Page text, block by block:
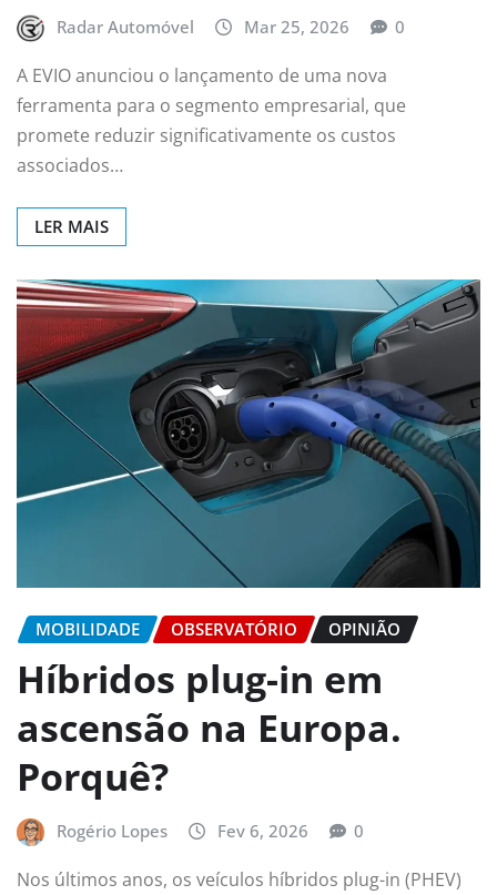
Radar Automóvel Mar 25, 2026 0
A EVIO anunciou o lançamento de uma nova
ferramenta para o segmento empresarial, que
promete reduzir significativamente os custos
associados…
LER MAIS
MOBILIDADE OBSERVATÓRIO OPINIÃO
Híbridos plug-in em
ascensão na Europa.
Porquê?
Rogério Lopes Fev 6, 2026 0
Nos últimos anos, os veículos híbridos plug-in (PHEV)